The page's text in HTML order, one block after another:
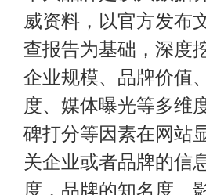
威资料，以官方发布
查报告为基础，深度
企业规模、品牌价值
度、媒体曝光等多维
碑打分等因素在网站
关企业或者品牌的信
度，品牌的知名度、